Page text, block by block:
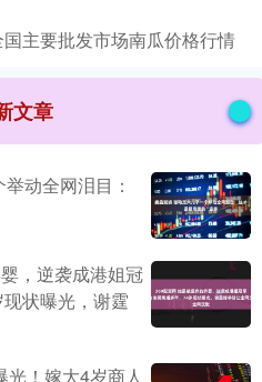
主要批发市场南瓜价格行情
文章
动全网泪目：
，逆袭成港姐冠
状曝光，谢霆
！嫁大4岁商人